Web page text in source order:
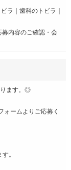
ラ｜歯科のトビラ｜
内容のご確認・会
ます。◎
ォームよりご応募く
。